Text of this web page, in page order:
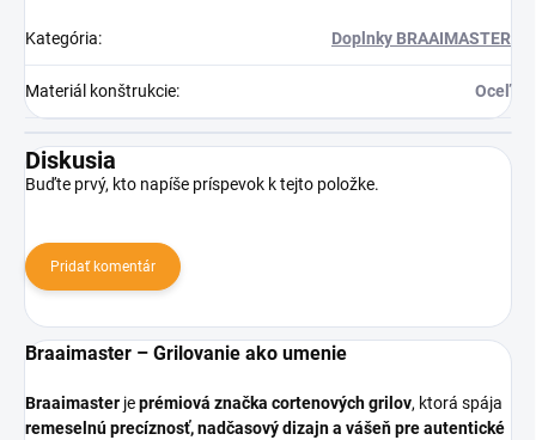
Kategória: Doplnky BRAAIMASTER
Materiál konštrukcie: Oceľ
Diskusia
Buďte prvý, kto napíše príspevok k tejto položke.
Pridať komentár
Braaimaster – Grilovanie ako umenie
Braaimaster jeprémiová značka cortenových grilov, ktorá spája
remeselnú precíznosť, nadčasový dizajn a vášeň pre autentické